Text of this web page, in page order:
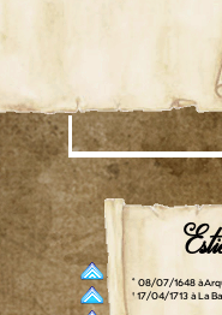
° 08/07/1648 à
† 17/04/1713 à La